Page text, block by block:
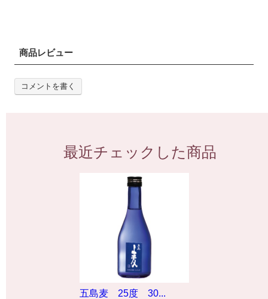
商品レビュー
コメントを書く
最近チェックした商品
五島麦 25度 30...